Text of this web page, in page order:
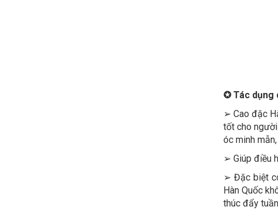
✪ Tác dụng
➢ Cao đặc
tốt cho
óc minh
➢ Giúp điều
➢ Đặc biệt
Hàn Quốc
thúc đẩy